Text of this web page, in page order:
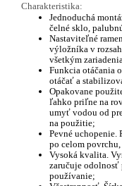
Charakteristika:
Jednoduchá
čelné sklo,
Nastaviteľné
výložníka v
všetkým
Funkcia otáčania
otáčať a
Opakovane
ľahko priľne na
umyť vodou od
na použitie;
Pevné uchopenie.
po celom
Vysoká kvalita.
zaručuje odolnosť
používanie;